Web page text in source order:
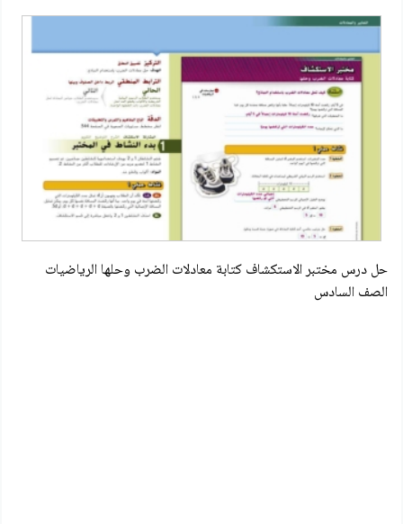
حل درس مختبر الاستكشاف كتابة معادلات الضرب وحلها الرياضيات
الصف السادس